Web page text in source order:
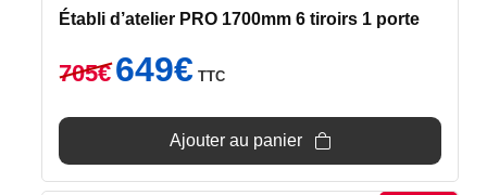
Établi d’atelier PRO 1700mm 6 tiroirs 1 porte
705€
Le
prix
649€prix
est :
TTC
Ajouter au panier